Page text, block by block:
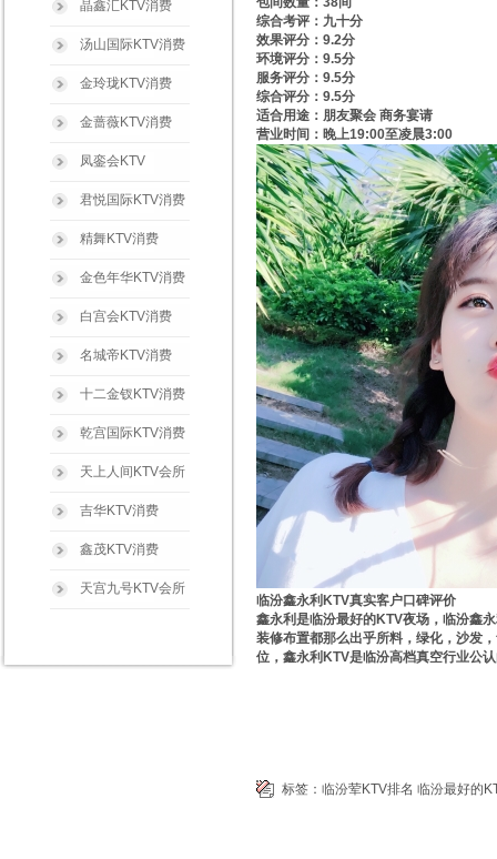
综合考评：九十分
效果评分：9.2分
环境评分：9.5分
服务评分：9.5分
综合评分：9.5分
适合用途：朋友聚会 商务宴请
营业时间：晚上19:00至凌晨3:00
临汾鑫永利KTV真实客户口碑评价
鑫永利是临汾最好的KTV夜场，临汾鑫
装修布置都那么出乎所料，绿化，沙发
位，鑫永利KTV是临汾高档真空行业公
标签： 临汾荤KTV排名 临汾最好的
晶鑫汇KTV消费
汤山国际KTV消费
金玲珑KTV消费
金蔷薇KTV消费
凤銮会KTV
君悦国际KTV消费
精舞KTV消费
金色年华KTV消费
白宫会KTV消费
名城帝KTV消费
十二金钗KTV消费
乾宫国际KTV消费
天上人间KTV会所
吉华KTV消费
鑫茂KTV消费
天宫九号KTV会所